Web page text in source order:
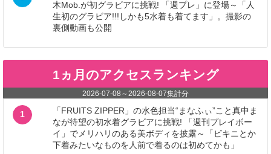
木Mob.が初グラビアに挑戦! 「週プレ」に登場～「人
生初のグラビア!!!しかも5水着も着てます」。撮影の
裏側動画も公開
1ヵ月のアクセスランキング
2026-07-08 ～ 2026-08-07集計分
1
「FRUITS ZIPPER」の水色担当“まなふぃ”こと真中ま
なが待望の初水着グラビアに挑戦! 「週刊プレイボー
イ」でメリハリのある美ボディを披露～「ビキニとか
下着みたいなものを人前で着るのは初めてかも」